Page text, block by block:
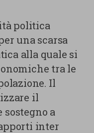
politica
una scarsa
alla quale si
tra le
Il
il
sostegno a
inter